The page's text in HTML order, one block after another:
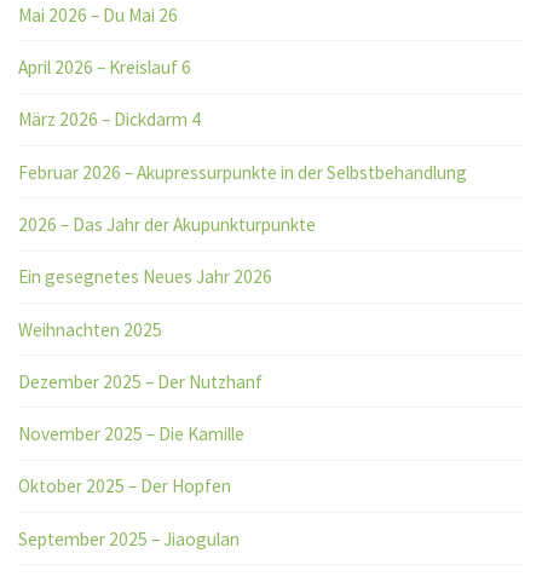
Mai 2026 – Du Mai 26
April 2026 – Kreislauf 6
März 2026 – Dickdarm 4
Februar 2026 – Akupressurpunkte in der Selbstbehandlung
2026 – Das Jahr der Akupunkturpunkte
Ein gesegnetes Neues Jahr 2026
Weihnachten 2025
Dezember 2025 – Der Nutzhanf
November 2025 – Die Kamille
Oktober 2025 – Der Hopfen
September 2025 – Jiaogulan